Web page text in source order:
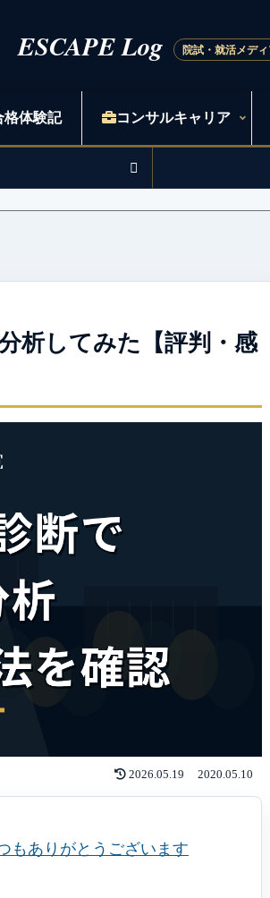
格体験記 コンサルキャリア
析してみた【評判・感
2026.05.19 2020.05.10